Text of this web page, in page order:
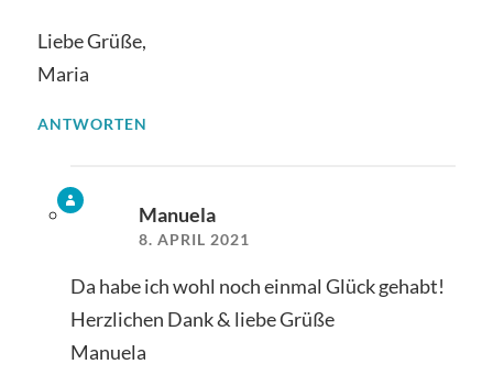
Liebe Grüße,
Maria
ANTWORTEN
Manuela
8. APRIL 2021
Da habe ich wohl noch einmal Glück gehabt!
Herzlichen Dank & liebe Grüße
Manuela